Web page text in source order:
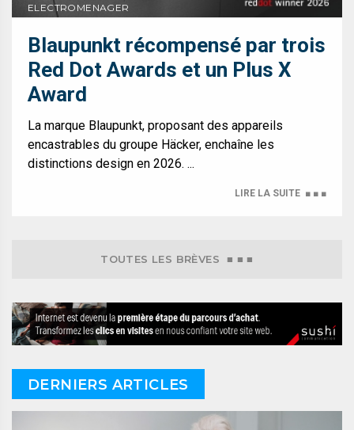
ELECTROMENAGER
Blaupunkt récompensé par trois
Red Dot Awards et un Plus X
Award
La marque Blaupunkt, proposant des appareils
encastrables du groupe Häcker, enchaîne les
distinctions design en 2026. ...
LIRE LA SUITE ■ ■ ■
TOUTES LES BRÈVES ■ ■ ■
DERNIERS ARTICLES